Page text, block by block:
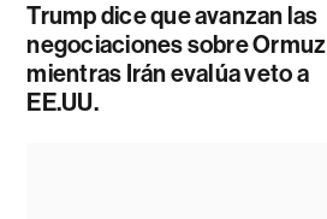
Trump dice que avanzan las
negociaciones sobre Ormuz
mientras Irán evalúa veto a
EE.UU.